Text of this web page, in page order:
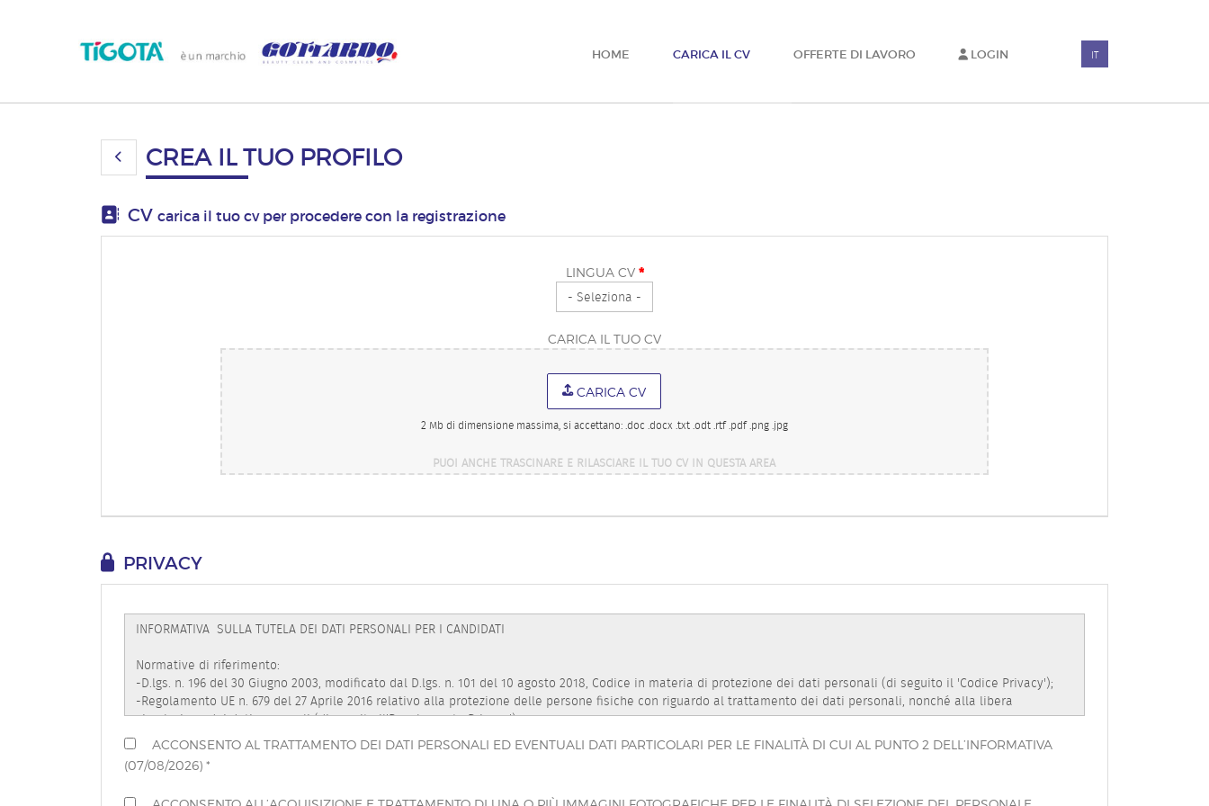
HOME CARICA IL CV OFFERTE DI LAVORO LOGIN IT
CREA IL TUO PROFILO
CV carica il tuo cv per procedere con la registrazione
LINGUA CV *
CARICA IL TUO CV
CARICA CV
2 Mb di dimensione massima, si accettano: .doc .docx .txt .odt .rtf .pdf .png .jpg
PUOI ANCHE TRASCINARE E RILASCIARE IL TUO CV IN QUESTA AREA
PRIVACY
ACCONSENTO AL TRATTAMENTO DEI DATI PERSONALI ED EVENTUALI DATI PARTICOLARI PER LE FINALITÀ DI CUI AL PUNTO 2 DELL’INFORMATIVA
(07/08/2026) *